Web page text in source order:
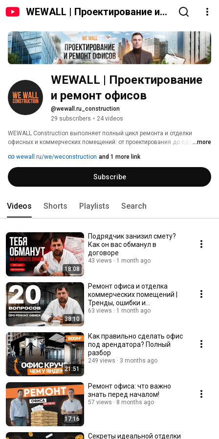
WEWALL | Проектирование и
WEWALL | Проектирование
и ремонт офисов
@wewall.ru_construction
29 subscribers • 24 videos
WEWALL Construction выполняет полный цикл ремонта и отделки
офисных и коммерческих помещений: от проектирования до сдачи ...more
wewall.ru/we/weconstruction and 1 more link
Subscribe
Videos Shorts Playlists Search
18:08
Подрядчик занизил смету?
Как он вас обманул в
договоре
43 views 1 month ago
38:10
Ремонт офиса и отделка
коммерческих помещений |
Тренды, ошибки и
современные офисы 2026
63 views 1 month ago
21:51
Как правильно сделать офис
под арендатора? Полный
разбор
249 views 3 months ago
17:16
Ремонт офиса: что важно
знать перед началом!
57 views 8 months ago
Секреты идеальной отделки